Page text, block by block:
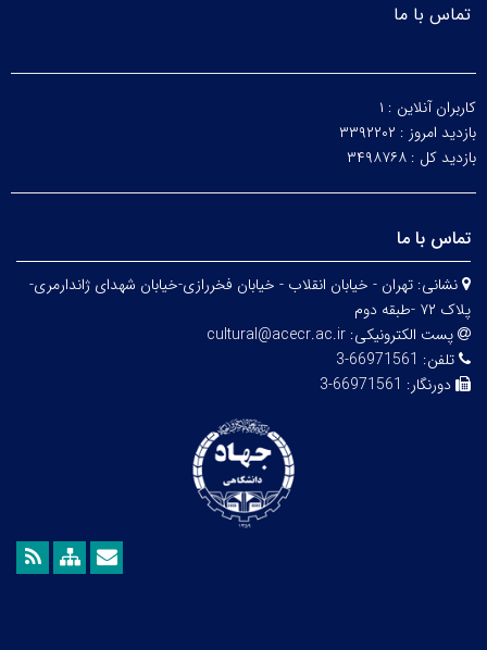
تماس با ما
کاربران آنلاین : ۱
بازدید امروز : ۳۳۹۲۲۰۲
بازدید کل : ۳۴۹۸۷۶۸
تماس با ما
نشانی: تهران - خیابان انقلاب - خیابان فخررازی-خیابان شهدای ژاندارمری-
پلاک ۷۲ -طبقه دوم
پست الکترونیکی: cultural@acecr.ac.ir
تلفن: 66971561-3
دورنگار: 66971561-3